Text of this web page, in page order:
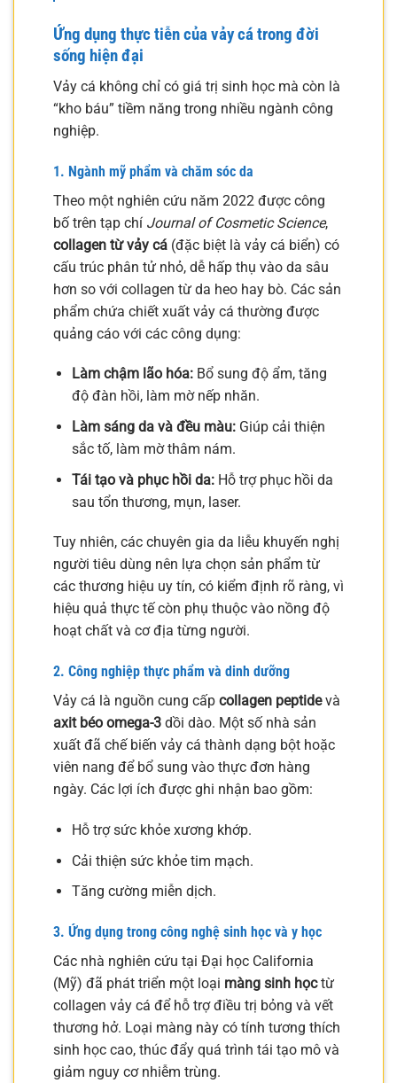
Ứng dụng thực tiễn của vảy cá trong đời
sống hiện đại
Vảy cá không chỉ có giá trị sinh học mà còn là
“kho báu” tiềm năng trong nhiều ngành công
nghiệp.
1. Ngành mỹ phẩm và chăm sóc da
Theo một nghiên cứu năm 2022 được công
bố trên tạp chí Journal of Cosmetic Science,
collagen từ vảy cá (đặc biệt là vảy cá biển) có
cấu trúc phân tử nhỏ, dễ hấp thụ vào da sâu
hơn so với collagen từ da heo hay bò. Các sản
phẩm chứa chiết xuất vảy cá thường được
quảng cáo với các công dụng:
Làm chậm lão hóa:Bổ sung độ ẩm, tăng
độ đàn hồi, làm mờ nếp nhăn.
Làm sáng da và đều màu:Giúp cải thiện
sắc tố, làm mờ thâm nám.
Tái tạo và phục hồi da:Hỗ trợ phục hồi da
sau tổn thương, mụn, laser.
Tuy nhiên, các chuyên gia da liễu khuyến nghị
người tiêu dùng nên lựa chọn sản phẩm từ
các thương hiệu uy tín, có kiểm định rõ ràng, vì
hiệu quả thực tế còn phụ thuộc vào nồng độ
hoạt chất và cơ địa từng người.
2. Công nghiệp thực phẩm và dinh dưỡng
Vảy cá là nguồn cung cấp collagen peptidevà
axit béo omega-3 dồi dào. Một số nhà sản
xuất đã chế biến vảy cá thành dạng bột hoặc
viên nang để bổ sung vào thực đơn hàng
ngày. Các lợi ích được ghi nhận bao gồm:
Hỗ trợ sức khỏe xương khớp.
Cải thiện sức khỏe tim mạch.
Tăng cường miễn dịch.
3. Ứng dụng trong công nghệ sinh học và y học
Các nhà nghiên cứu tại Đại học California
(Mỹ) đã phát triển một loại màng sinh họctừ
collagen vảy cá để hỗ trợ điều trị bỏng và vết
thương hở. Loại màng này có tính tương thích
sinh học cao, thúc đẩy quá trình tái tạo mô và
giảm nguy cơ nhiễm trùng.